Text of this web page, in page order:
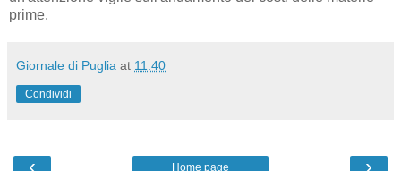
prime.
Giornale di Puglia at 11:40
Condividi
‹ ›
Home page